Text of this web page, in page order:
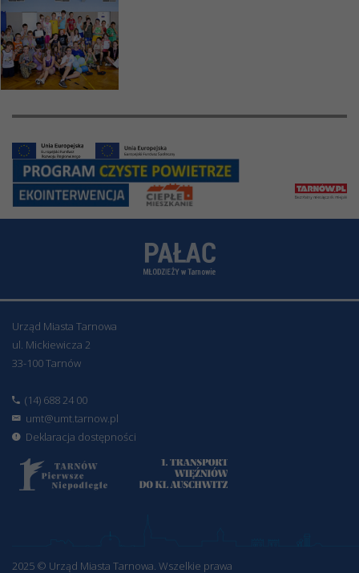
Urząd Miasta Tarnowa
ul. Mickiewicza 2
33-100 Tarnów
(14) 688 24 00
umt@umt.tarnow.pl
Deklaracja dostępności
2025 © Urząd Miasta Tarnowa. Wszelkie prawa